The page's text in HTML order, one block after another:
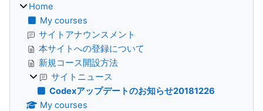
Home
My courses
サイトアナウンスメント
本サイトへの登録について
新規コース開設方法
サイトニュース
Codexアップデートのお知らせ20181226
My courses